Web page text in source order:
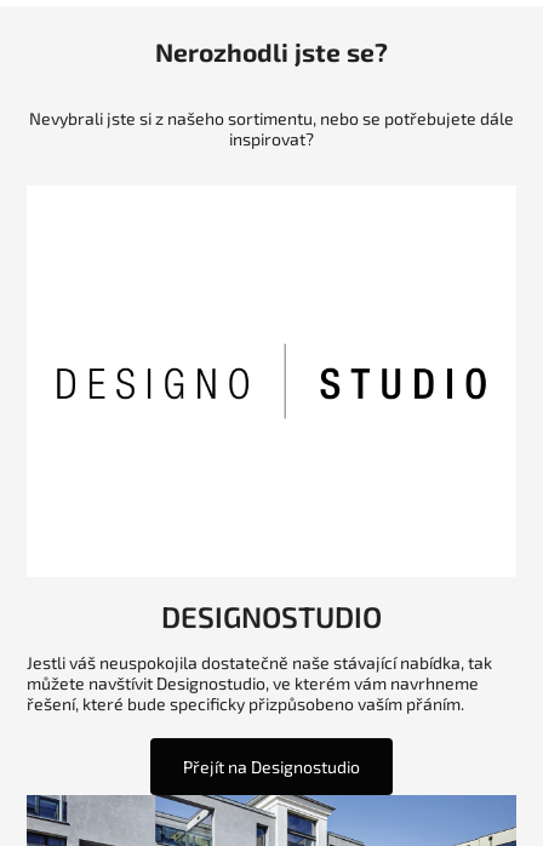
Nerozhodli jste se?
Nevybrali jste si z našeho sortimentu, nebo se potřebujete dále
inspirovat?
DESIGNOSTUDIO
Jestli váš neuspokojila dostatečně naše stávající nabídka, tak
můžete navštívit Designostudio, ve kterém vám navrhneme
řešení, které bude specificky přizpůsobeno vaším přáním.
Přejít na Designostudio